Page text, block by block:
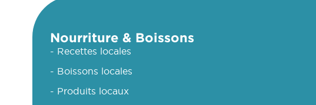
Nourriture & Boissons
- Recettes locales
- Boissons locales
- Produits locaux